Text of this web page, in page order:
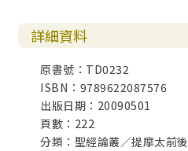
詳細資料
原書號：TD0232
ISBN：9789622087576
出版日期：20090501
頁數：222
分類：聖經論叢／提摩太前後